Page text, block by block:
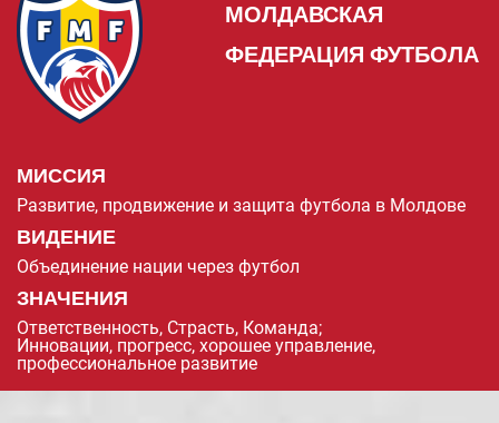
МОЛДАВСКАЯ
ФЕДЕРАЦИЯ ФУТБОЛА
МИССИЯ
Развитие, продвижение и защита футбола в Молдове
ВИДЕНИЕ
Объединение нации через футбол
ЗНАЧЕНИЯ
Ответственность, Страсть, Команда;
Инновации, прогресс, хорошее управление,
профессиональное развитие